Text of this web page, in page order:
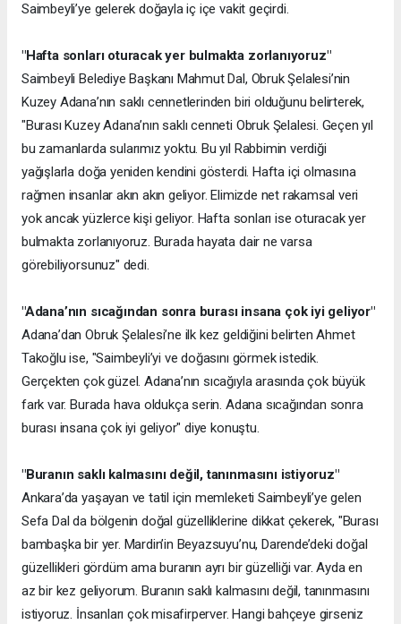
Saimbeyli’ye gelerek doğayla iç içe vakit geçirdi.
"Hafta sonları oturacak yer bulmakta zorlanıyoruz"
Saimbeyli Belediye Başkanı Mahmut Dal, Obruk Şelalesi’nin
Kuzey Adana’nın saklı cennetlerinden biri olduğunu belirterek,
"Burası Kuzey Adana’nın saklı cenneti Obruk Şelalesi. Geçen yıl
bu zamanlarda sularımız yoktu. Bu yıl Rabbimin verdiği
yağışlarla doğa yeniden kendini gösterdi. Hafta içi olmasına
rağmen insanlar akın akın geliyor. Elimizde net rakamsal veri
yok ancak yüzlerce kişi geliyor. Hafta sonları ise oturacak yer
bulmakta zorlanıyoruz. Burada hayata dair ne varsa
görebiliyorsunuz" dedi.
"Adana’nın sıcağından sonra burası insana çok iyi geliyor"
Adana’dan Obruk Şelalesi’ne ilk kez geldiğini belirten Ahmet
Takoğlu ise, "Saimbeyli’yi ve doğasını görmek istedik.
Gerçekten çok güzel. Adana’nın sıcağıyla arasında çok büyük
fark var. Burada hava oldukça serin. Adana sıcağından sonra
burası insana çok iyi geliyor" diye konuştu.
"Buranın saklı kalmasını değil, tanınmasını istiyoruz"
Ankara’da yaşayan ve tatil için memleketi Saimbeyli’ye gelen
Sefa Dal da bölgenin doğal güzelliklerine dikkat çekerek, "Burası
bambaşka bir yer. Mardin’in Beyazsuyu’nu, Darende’deki doğal
güzellikleri gördüm ama buranın ayrı bir güzelliği var. Ayda en
az bir kez geliyorum. Buranın saklı kalmasını değil, tanınmasını
istiyoruz. İnsanları çok misafirperver. Hangi bahçeye girseniz